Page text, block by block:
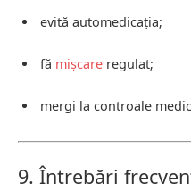
evită automedicația;
fă mișcare regulat;
mergi la controale
9. Întrebări